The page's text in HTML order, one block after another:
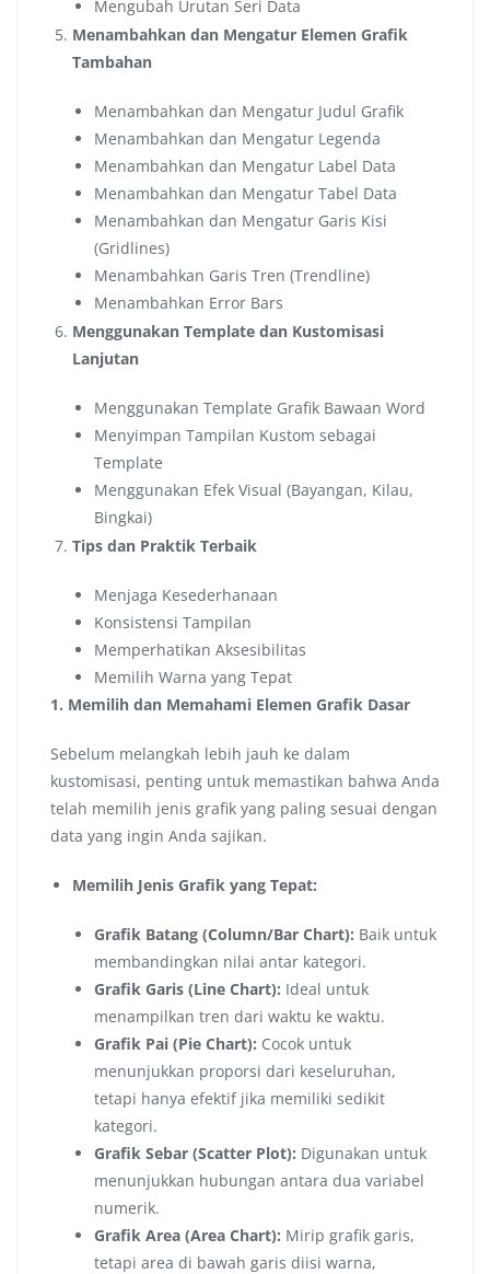
Mengubah Urutan Seri Data
Menambahkan dan Mengatur Elemen Grafik
Tambahan
Menambahkan dan Mengatur Judul Grafik
Menambahkan dan Mengatur Legenda
Menambahkan dan Mengatur Label Data
Menambahkan dan Mengatur Tabel Data
Menambahkan dan Mengatur Garis Kisi
(Gridlines)
Menambahkan Garis Tren (Trendline)
Menambahkan Error Bars
Menggunakan Template dan Kustomisasi
Lanjutan
Menggunakan Template Grafik Bawaan Word
Menyimpan Tampilan Kustom sebagai
Template
Menggunakan Efek Visual (Bayangan, Kilau,
Bingkai)
Tips dan Praktik Terbaik
Menjaga Kesederhanaan
Konsistensi Tampilan
Memperhatikan Aksesibilitas
Memilih Warna yang Tepat
1. Memilih dan Memahami Elemen Grafik Dasar
Sebelum melangkah lebih jauh ke dalam
kustomisasi, penting untuk memastikan bahwa Anda
telah memilih jenis grafik yang paling sesuai dengan
data yang ingin Anda sajikan.
Memilih Jenis Grafik yang Tepat:
Grafik Batang (Column/Bar Chart): Baik untuk
membandingkan nilai antar kategori.
Grafik Garis (Line Chart): Ideal untuk
menampilkan tren dari waktu ke waktu.
Grafik Pai (Pie Chart): Cocok untuk
menunjukkan proporsi dari keseluruhan,
tetapi hanya efektif jika memiliki sedikit
kategori.
Grafik Sebar (Scatter Plot): Digunakan untuk
menunjukkan hubungan antara dua variabel
numerik.
Grafik Area (Area Chart): Mirip grafik garis,
tetapi area di bawah garis diisi warna,